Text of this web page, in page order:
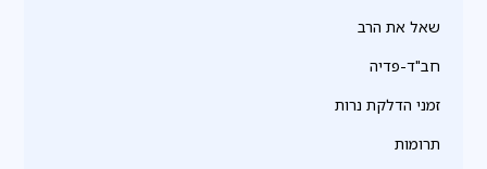
שאל את הרב
חב"ד-פדיה
זמני הדלקת נרות
תרומות